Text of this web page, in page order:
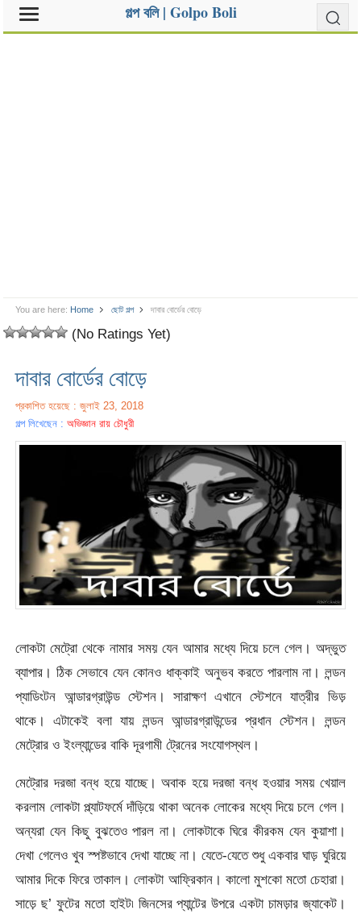
গল্প বলি | Golpo Boli
You are here: Home ছোট গল্প দাবার বোর্ডের বোড়ে
(No Ratings Yet)
দাবার বোর্ডের বোড়ে
প্রকাশিত হয়েছে : জুলাই 23, 2018
গল্প লিখেছেন :অভিজ্ঞান রায় চৌধুরী
লোকটা মেট্রো থেকে নামার সময় যেন আমার মধ্যে দিয়ে চলে গেল। অদ্ভুত
ব্যাপার। ঠিক সেভাবে যেন কোনও ধাক্কাই অনুভব করতে পারলাম না। লন্ডন
প্যাডিংটন আন্ডারগ্রাউন্ড স্টেশন। সারাক্ষণ এখানে স্টেশনে যাত্রীর ভিড়
থাকে। এটাকেই বলা যায় লন্ডন আন্ডারগ্রাউন্ডের প্রধান স্টেশন। লন্ডন
মেট্রোর ও ইংল্যান্ডের বাকি দূরগামী ট্রেনের সংযোগস্থল।
মেট্রোর দরজা বন্ধ হয়ে যাচ্ছে। অবাক হয়ে দরজা বন্ধ হওয়ার সময় খেয়াল
করলাম লোকটা প্ল্যাটফর্মে দাঁড়িয়ে থাকা অনেক লোকের মধ্যে দিয়ে চলে গেল।
অন্যরা যেন কিছু বুঝতেও পারল না। লোকটাকে ঘিরে কীরকম যেন কুয়াশা।
দেখা গেলেও খুব স্পষ্টভাবে দেখা যাচ্ছে না। যেতে-যেতে শুধু একবার ঘাড় ঘুরিয়ে
আমার দিকে ফিরে তাকাল। লোকটা আফ্রিকান। কালো মুশকো মতো চেহারা।
সাড়ে ছ’ ফুটের মতো হাইট৷ জিনসের প্যান্টের উপরে একটা চামড়ার জ্যাকেট।